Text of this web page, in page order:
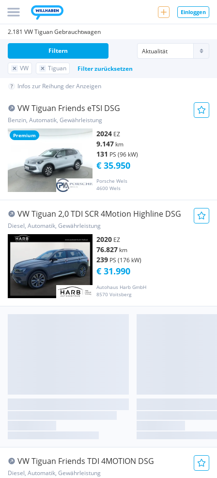
Einloggen
2.181 VW Tiguan Gebrauchtwagen
VW Tiguan Filter zurücksetzen
Filtern
Infos zur Reihung der Anzeigen
Premium
VW Tiguan Friends eTSI DSG
Benzin, Automatik, Gewährleistung
2024 EZ
9.147 km
131 PS (96 kW)
Porsche Wels
4600 Wels
€ 35.950
VW Tiguan 2,0 TDI SCR 4Motion Highline DSG
Diesel, Automatik, Gewährleistung
2020 EZ
76.827 km
239 PS (176 kW)
Autohaus Harb GmbH
8570 Voitsberg
€ 31.990
VW Tiguan Friends TDI 4MOTION DSG
Diesel, Automatik, Gewährleistung